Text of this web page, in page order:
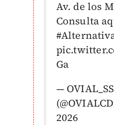
Av. de los
Consulta
Ga
—
2026